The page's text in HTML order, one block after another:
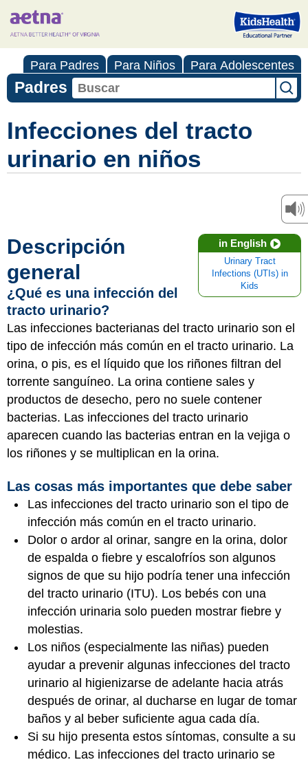
Para Padres Para Niños Para Adolescentes
Padres
Infecciones del tracto
urinario en niños
in English
Urinary Tract
Infections (UTIs) in
Kids
Descripción
general
¿Qué es una infección del
tracto urinario?
Las infecciones bacterianas del tracto urinario son el
tipo de infección más común en el tracto urinario. La
orina, o pis, es el líquido que los riñones filtran del
torrente sanguíneo. La orina contiene sales y
productos de desecho, pero no suele contener
bacterias. Las infecciones del tracto urinario
aparecen cuando las bacterias entran en la vejiga o
los riñones y se multiplican en la orina.
Las cosas más importantes que debe saber
Las infecciones del tracto urinario son el tipo de
infección más común en el tracto urinario.
Dolor o ardor al orinar, sangre en la orina, dolor
de espalda o fiebre y escalofríos son algunos
signos de que su hijo podría tener una infección
del tracto urinario (ITU). Los bebés con una
infección urinaria solo pueden mostrar fiebre y
molestias.
Los niños (especialmente las niñas) pueden
ayudar a prevenir algunas infecciones del tracto
urinario al higienizarse de adelante hacia atrás
después de orinar, al ducharse en lugar de tomar
baños y al beber suficiente agua cada día.
Si su hijo presenta estos síntomas, consulte a su
médico. Las infecciones del tracto urinario se